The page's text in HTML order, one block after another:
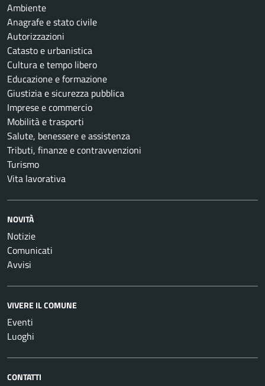
Ambiente
Anagrafe e stato civile
Autorizzazioni
Catasto e urbanistica
Cultura e tempo libero
Educazione e formazione
Giustizia e sicurezza pubblica
Imprese e commercio
Mobilità e trasporti
Salute, benessere e assistenza
Tributi, finanze e contravvenzioni
Turismo
Vita lavorativa
NOVITÀ
Notizie
Comunicati
Avvisi
VIVERE IL COMUNE
Eventi
Luoghi
CONTATTI